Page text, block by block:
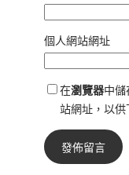
個人網站網址
在瀏覽器中
站網址，以供